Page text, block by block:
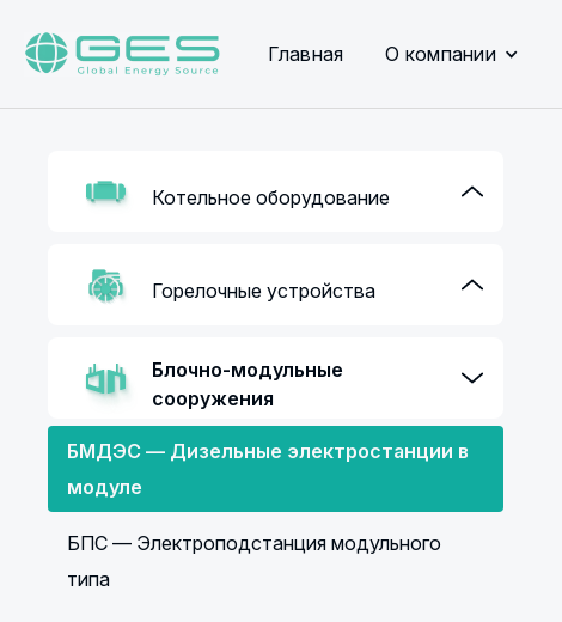
Главная О компании
Котельное оборудование
Горелочные устройства
Блочно-модульные
сооружения
БМДЭС — Дизельные электростанции в
модуле
БПС — Электроподстанция модульного
типа